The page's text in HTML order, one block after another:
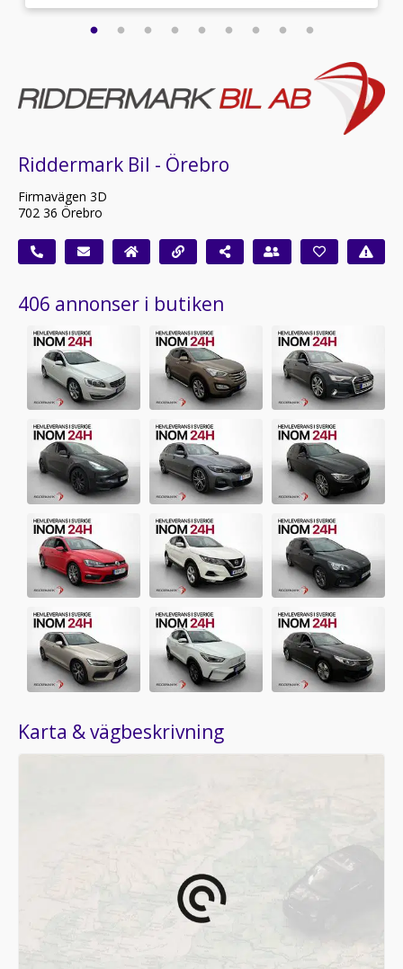
Riddermark Bil - Örebro
Firmavägen 3D
702 36 Örebro
406 annonser i butiken
Karta & vägbeskrivning